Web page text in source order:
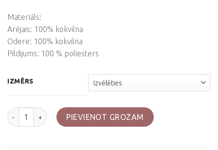
Materiāls:
Arējais: 100% kokvilna
Odere: 100% kokvilna
Pildijums: 100 % poliesters
IZMĒRS
Zaļas BW bikses, oversize daudzums
PIEVIENOT GROZAM